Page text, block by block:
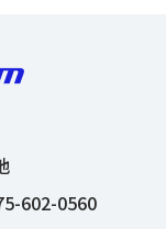
602-0560